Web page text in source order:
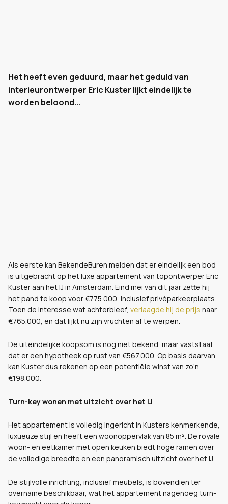
Het heeft even geduurd, maar het geduld van
interieurontwerper Eric Kuster lijkt eindelijk te
worden beloond...
Als eerste kan BekendeBuren melden dat er eindelijk een bod
is uitgebracht op het luxe appartement van topontwerper Eric
Kuster aan het IJ in Amsterdam. Eind mei van dit jaar zette hij
het pand te koop voor €775.000, inclusief privéparkeerplaats.
Toen de interesse wat achterbleef, verlaagde hij de prijs naar
€765.000, en dat lijkt nu zijn vruchten af te werpen.
De uiteindelijke koopsom is nog niet bekend, maar vaststaat
dat er een hypotheek op rust van €567.000. Op basis daarvan
kan Kuster dus rekenen op een potentiële winst van zo’n
€198.000.
Turn-key wonen met uitzicht over het IJ
Het appartement is volledig ingericht in Kusters kenmerkende,
luxueuze stijl en heeft een woonoppervlak van 85 m². De royale
woon- en eetkamer met open keuken biedt hoge ramen over
de volledige breedte en een panoramisch uitzicht over het IJ.
De stijlvolle inrichting, inclusief meubels, is bovendien ter
overname beschikbaar, wat het appartement nagenoeg turn-